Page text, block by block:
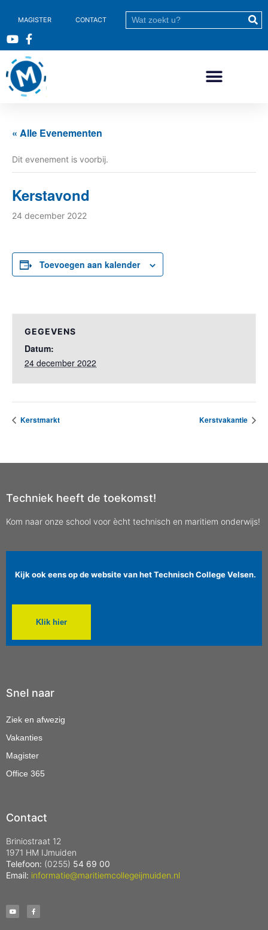
MAGISTER CONTACT
« Alle Evenementen
Dit evenement is voorbij.
Kerstavond
24 december 2022
Toevoegen aan kalender
GEGEVENS
Datum:
24 december 2022
Kerstmarkt Kerstvakantie
Techniek heeft de toekomst!
Kom naar onze school voor ècht technisch en maritiem onderwijs!
Kijk ook eens op de website van het Technisch College Velsen.
Klik hier
Snel naar
Ziek en afwezig
Vakanties
Magister
Office 365
Contact
Briniostraat 12
1971 HM IJmuiden
Telefoon: (0255) 54 69 00
Email: informatie@maritiemcollegeijmuiden.nl